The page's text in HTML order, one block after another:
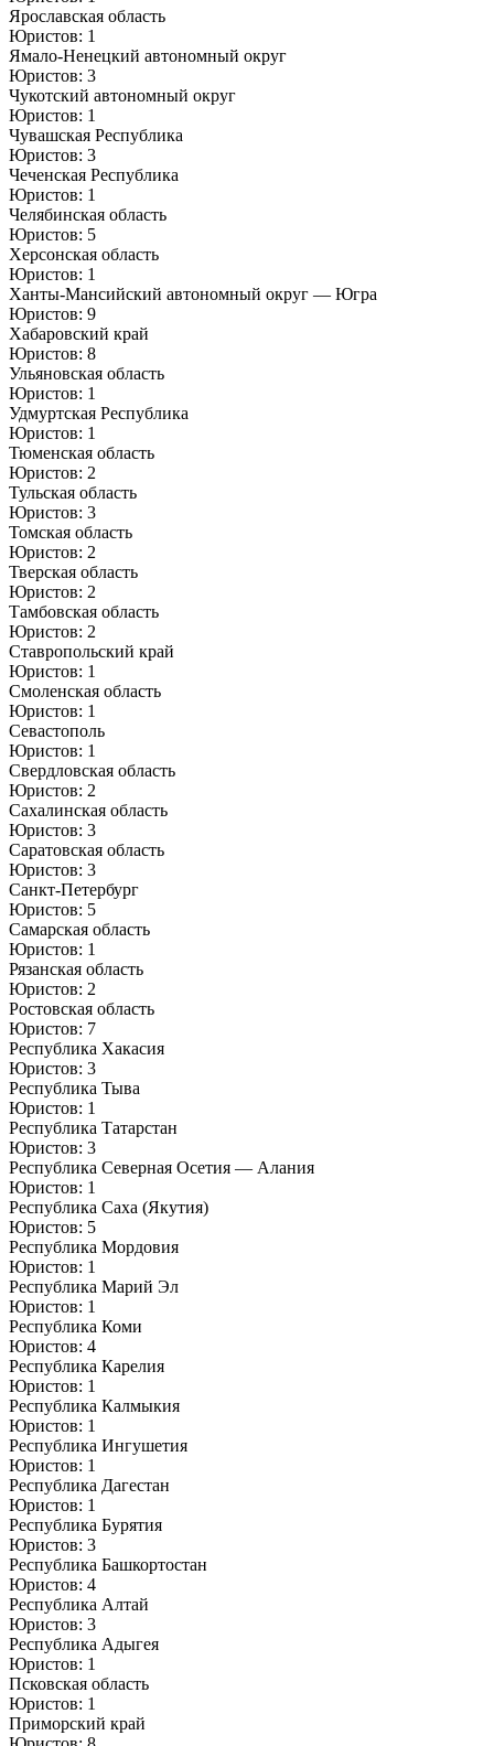
Ярославская область
Юристов: 1
Ямало-Ненецкий автономный округ
Юристов: 3
Чукотский автономный округ
Юристов: 1
Чувашская Республика
Юристов: 3
Чеченская Республика
Юристов: 1
Челябинская область
Юристов: 5
Херсонская область
Юристов: 1
Ханты-Мансийский автономный округ — Югра
Юристов: 9
Хабаровский край
Юристов: 8
Ульяновская область
Юристов: 1
Удмуртская Республика
Юристов: 1
Тюменская область
Юристов: 2
Тульская область
Юристов: 3
Томская область
Юристов: 2
Тверская область
Юристов: 2
Тамбовская область
Юристов: 2
Ставропольский край
Юристов: 1
Смоленская область
Юристов: 1
Севастополь
Юристов: 1
Свердловская область
Юристов: 2
Сахалинская область
Юристов: 3
Саратовская область
Юристов: 3
Санкт-Петербург
Юристов: 5
Самарская область
Юристов: 1
Рязанская область
Юристов: 2
Ростовская область
Юристов: 7
Республика Хакасия
Юристов: 3
Республика Тыва
Юристов: 1
Республика Татарстан
Юристов: 3
Республика Северная Осетия — Алания
Юристов: 1
Республика Саха (Якутия)
Юристов: 5
Республика Мордовия
Юристов: 1
Республика Марий Эл
Юристов: 1
Республика Коми
Юристов: 4
Республика Карелия
Юристов: 1
Республика Калмыкия
Юристов: 1
Республика Ингушетия
Юристов: 1
Республика Дагестан
Юристов: 1
Республика Бурятия
Юристов: 3
Республика Башкортостан
Юристов: 4
Республика Алтай
Юристов: 3
Республика Адыгея
Юристов: 1
Псковская область
Юристов: 1
Приморский край